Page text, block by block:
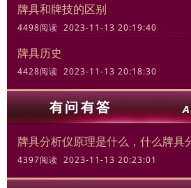
牌具和牌技的区别
4498阅读 2023-11-13 20:19:40
牌具历史
4428阅读 2023-11-13 20:18:30
牌具分析仪原理是什么，什么牌具
4397阅读 2023-11-13 20:23:01